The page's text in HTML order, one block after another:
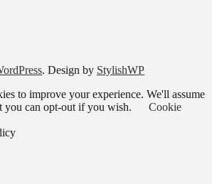
. Design by StylishWP
to improve your experience. We'll assume
you can opt-out if you wish.
Cookie